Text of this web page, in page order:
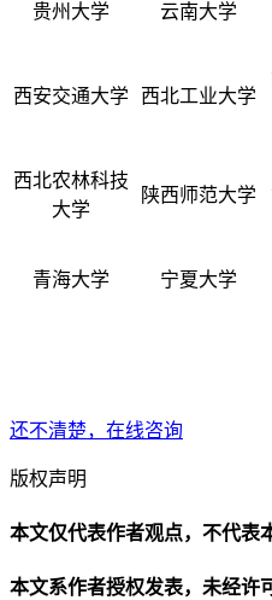
贵州大学 云南大学
西安交通大学 西北工业大学
西北农林科技
大学
陕西师范大学
青海大学 宁夏大学
还不清楚，在线咨询
版权声明
本文仅代表作者观点，不代表
本文系作者授权发表，未经许